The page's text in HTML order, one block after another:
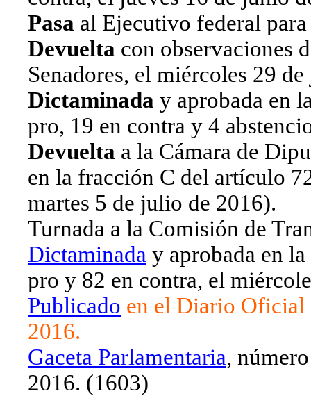
Pasa al Ejecutivo federal
Devuelta con observaciones
Senadores, el miércoles 29
Dictaminada y aprobada en
pro, 19 en contra y 4
Devuelta a la Cámara de
en la fracción C del artículo
martes 5 de julio de 2016).
Turnada a la Comisión de
Dictaminada y aprobada en
pro y 82 en contra, el
Publicado en el Diario Oficial
2016.
Gaceta Parlamentaria,
2016. (1603)